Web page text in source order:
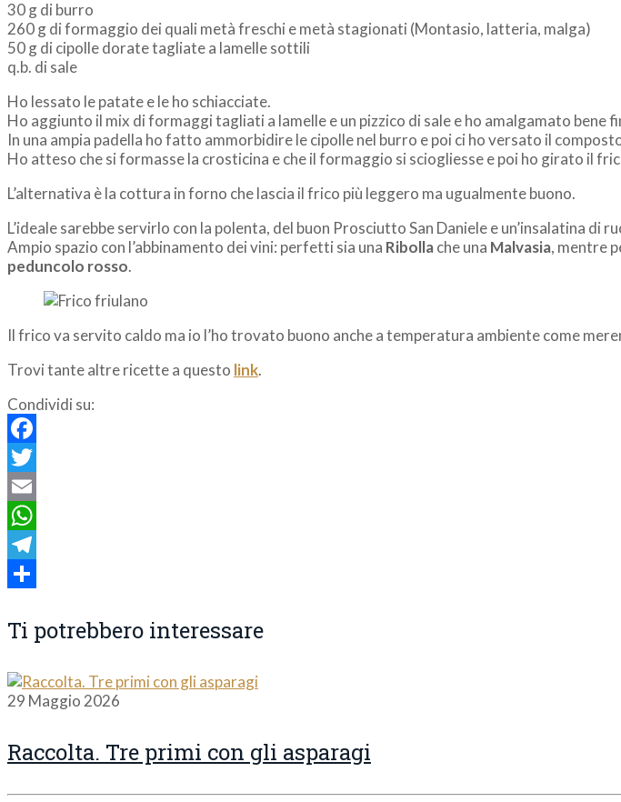
30 g di burro
260 g di formaggio dei quali metà freschi e metà stagionati (Montasio, latteria, malga)
50 g di cipolle dorate tagliate a lamelle sottili
q.b. di sale
Ho lessato le patate e le ho schiacciate.
Ho aggiunto il mix di formaggi tagliati a lamelle e un pizzico di sale e ho amalgamato bene
In una ampia padella ho fatto ammorbidire le cipolle nel burro e poi ci ho versato il
Ho atteso che si formasse la crosticina e che il formaggio si sciogliesse e poi ho girato il
L’alternativa è la cottura in forno che lascia il frico più leggero ma ugualmente buono.
L’ideale sarebbe servirlo con la polenta, del buon Prosciutto San Daniele e un’insalatina di
Ampio spazio con l’abbinamento dei vini: perfetti sia una Ribollache una Malvasia, mentre
peduncolo rosso.
Il frico va servito caldo ma io l’ho trovato buono anche a temperatura ambiente come
Trovi tante altre ricette a questo link.
Condividi su:
Facebook
Twitter
Email
WhatsApp
Telegram
Ti potrebbero interessare
29 Maggio 2026
Raccolta. Tre primi con gli asparagi